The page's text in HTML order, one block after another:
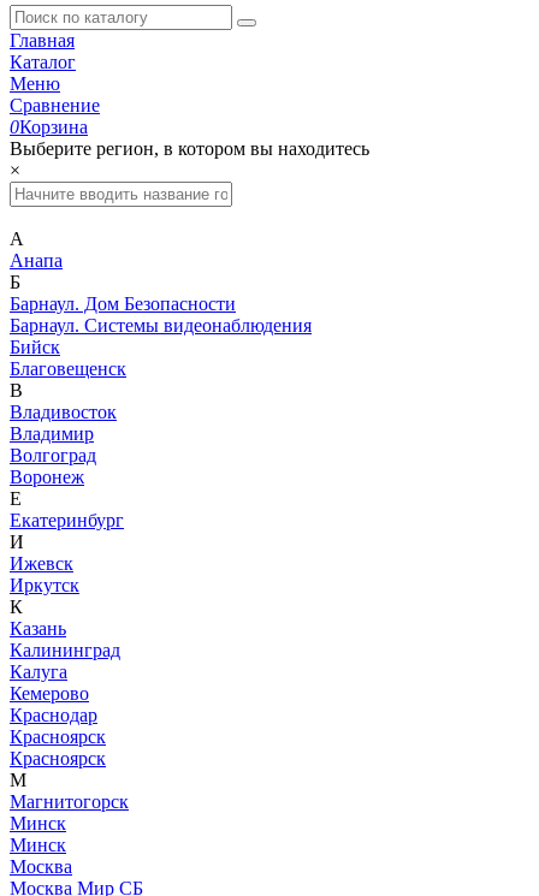
Главная
Каталог
Меню
Сравнение
0Корзина
Выберите регион, в котором вы находитесь
×
А
Анапа
Б
Барнаул. Дом Безопасности
Барнаул. Системы видеонаблюдения
Бийск
Благовещенск
В
Владивосток
Владимир
Волгоград
Воронеж
Е
Екатеринбург
И
Ижевск
Иркутск
К
Казань
Калининград
Калуга
Кемерово
Краснодар
Красноярск
Красноярск
М
Магнитогорск
Минск
Минск
Москва
Москва Мир СБ